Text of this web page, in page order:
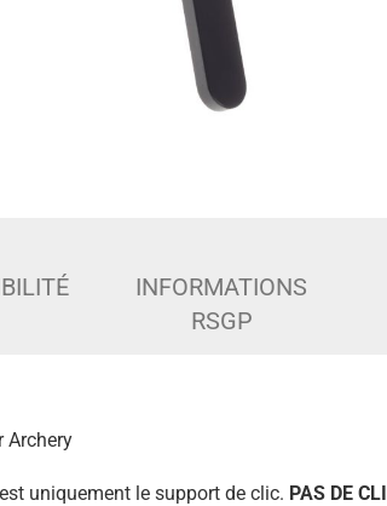
INFORMATIONS
RSGP
Archery
uniquement le support de clic. PAS DE